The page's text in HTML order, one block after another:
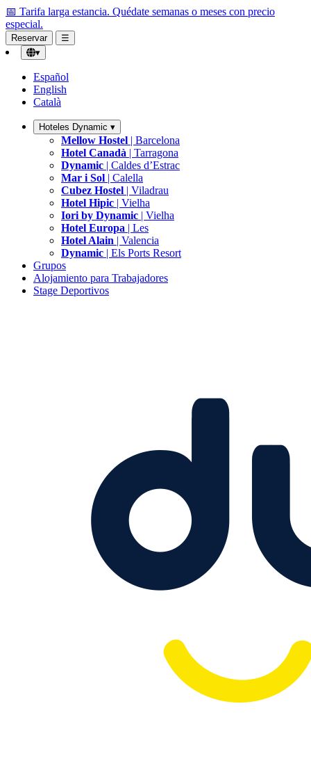
📅 Tarifa larga estancia. Quédate semanas o meses con precio
especial.
Reservar
☰
▾
Español
English
Català
Hoteles Dynamic ▾
Mellow Hostel | Barcelona
Hotel Canadà | Tarragona
Dynamic | Caldes d’Estrac
Mar i Sol | Calella
Cubez Hostel | Viladrau
Hotel Hipic | Vielha
Iori by Dynamic | Vielha
Hotel Europa | Les
Hotel Alain | Valencia
Dynamic | Els Ports Resort
Grupos
Alojamiento para Trabajadores
Stage Deportivos